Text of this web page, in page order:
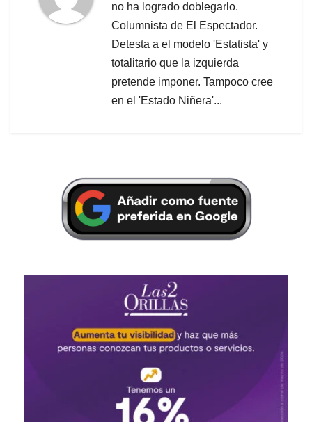
no ha logrado doblegarlo.
Columnista de El Espectador.
Detesta a el modelo 'Estatista' y
totalitario que la izquierda
pretende imponer. Tampoco cree
en el 'Estado Niñera'...